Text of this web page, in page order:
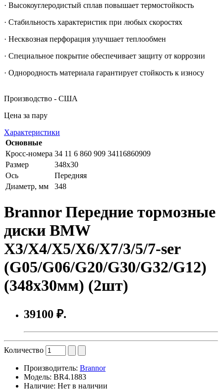
· Высокоуглеродистый сплав повышает термостойкость
· Стабильность характеристик при любых скоростях
· Несквозная перфорация улучшает теплообмен
· Специальное покрытие обеспечивает защиту от коррозии
· Однородность материала гарантирует стойкость к износу
Производство - США
Цена за пару
Характеристики
Основные
Кросс-номера 34 11 6 860 909 34116860909
Размер
348x30
Ось
Передняя
Диаметр, мм
348
Brannor Передние тормозные
диски BMW
X3/X4/X5/X6/X7/3/5/7-ser
(G05/G06/G20/G30/G32/G12)
(348x30мм) (2шт)
39100 ₽.
Количество
Производитель: Brannor
Модель: BR4.1883
Наличие: Нет в наличии